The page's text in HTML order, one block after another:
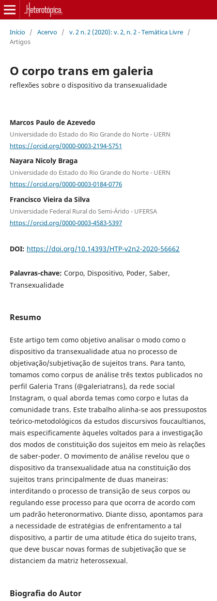
Início / Acervo / v. 2 n. 2 (2020): v. 2, n. 2 - Temática Livre /
Artigos
O corpo trans em galeria
reflexões sobre o dispositivo da transexualidade
Marcos Paulo de Azevedo
Universidade do Estado do Rio Grande do Norte - UERN
https://orcid.org/0000-0003-2194-5751
Nayara Nicoly Braga
Universidade do Estado do Rio Grande do Norte - UERN
https://orcid.org/0000-0003-0184-0776
Francisco Vieira da Silva
Universidade Federal Rural do Semi-Árido - UFERSA
https://orcid.org/0000-0003-4583-5397
DOI: https://doi.org/10.14393/HTP-v2n2-2020-56662
Palavras-chave: Corpo, Dispositivo, Poder, Saber,
Transexualidade
Resumo
Este artigo tem como objetivo analisar o modo como o
dispositivo da transexualidade atua no processo de
objetivação/subjetivação de sujeitos trans. Para tanto,
tomamos como corpus de análise três textos publicados no
perfil Galeria Trans (@galeriatrans), da rede social
Instagram, o qual aborda temas como corpo e lutas da
comunidade trans. Este trabalho alinha-se aos pressupostos
teórico-metodológicos da estudos discursivos foucaultianos,
mais especificamente àqueles voltados para a investigação
dos modos de constituição dos sujeitos em meio às relações
de saber-poder. O movimento de análise revelou que o
dispositivo da transexualidade atua na constituição dos
sujeitos trans principalmente de duas maneiras:
interditando o processo de transição de seus corpos ou
regulando esse processo para que ocorra de acordo com
um padrão heteronormativo. Diante disso, apontamos para
a necessidade de estratégias de enfrentamento a tal
dispositivo, a partir de uma atitude ética do sujeito trans,
que deve buscar novas formas de subjetivação que se
distanciem da matriz heterossexual.
Biografia do Autor